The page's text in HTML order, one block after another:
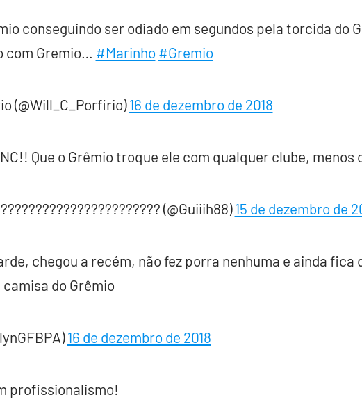
conseguindo ser odiado em segundos pela torcida do
com Gremio… #Marinho #Gremio
(@Will_C_Porfirio)16 de dezembro de 2018
Que o Grêmio troque ele com qualquer clube,
(@Guiiih88)15 de dezembro de
chegou a recém, não fez porra nenhuma e ainda fica
do Grêmio
16 de dezembro de 2018
profissionalismo!